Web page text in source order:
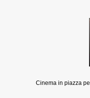
Cinema in piazza